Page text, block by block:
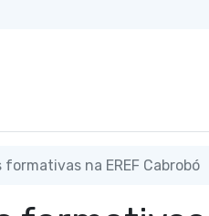
formativas na EREF Cabrobó